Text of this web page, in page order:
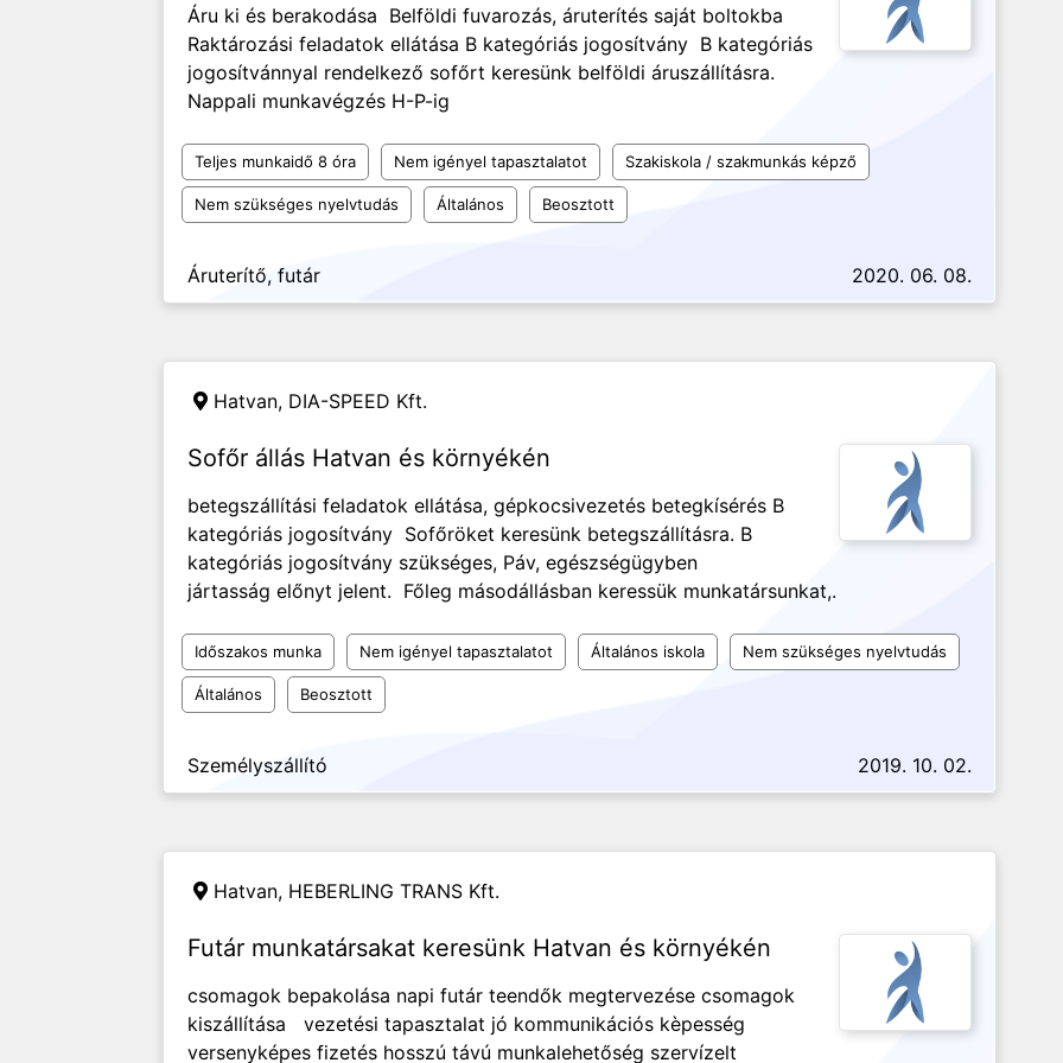
Áru ki és berakodása Belföldi fuvarozás, áruterítés saját boltokba
Raktározási feladatok ellátása B kategóriás jogosítvány B kategóriás
jogosítvánnyal rendelkező sofőrt keresünk belföldi áruszállításra.
Nappali munkavégzés H-P-ig
Teljes munkaidő 8 óra Nem igényel tapasztalatot Szakiskola / szakmunkás képző
Nem szükséges nyelvtudás Általános Beosztott
Áruterítő, futár 2020. 06. 08.
Hatvan, DIA-SPEED Kft.
Sofőr állás Hatvan és környékén
betegszállítási feladatok ellátása, gépkocsivezetés betegkísérés B
kategóriás jogosítvány Sofőröket keresünk betegszállításra. B
kategóriás jogosítvány szükséges, Páv, egészségügyben
jártasság előnyt jelent. Főleg másodállásban keressük munkatársunkat,.
Időszakos munka Nem igényel tapasztalatot Általános iskola Nem szükséges nyelvtudás
Általános Beosztott
Személyszállító 2019. 10. 02.
Hatvan, HEBERLING TRANS Kft.
Futár munkatársakat keresünk Hatvan és környékén
csomagok bepakolása napi futár teendők megtervezése csomagok
kiszállítása vezetési tapasztalat jó kommunikációs kèpesség
versenyképes fizetés hosszú távú munkalehetőség szervízelt